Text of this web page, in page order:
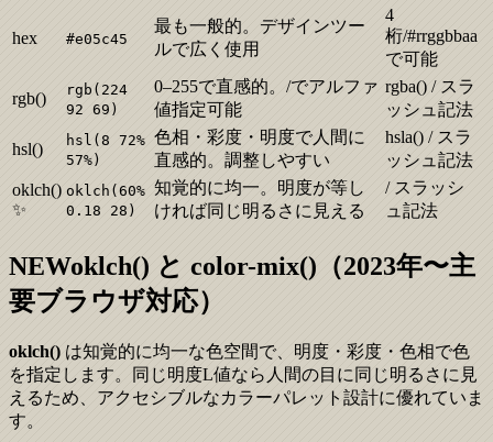
hex #e05c45
最も一般的。デザインツー
ルで広く使用
4
桁/#rrggbbaa
で可能
rgb()
rgb(224
92 69)
0–255で直感的。/でアルファ
値指定可能
rgba() / スラ
ッシュ記法
hsl()
hsl(8 72%
57%)
色相・彩度・明度で人間に
直感的。調整しやすい
hsla() / スラ
ッシュ記法
oklch()
✨
oklch(60%
0.18 28)
知覚的に均一。明度が等し
ければ同じ明るさに見える
/ スラッシ
ュ記法
NEWoklch() と color-mix()（2023年〜主
要ブラウザ対応）
oklch() は知覚的に均一な色空間で、明度・彩度・色相で色
を指定します。同じ明度L値なら人間の目に同じ明るさに見
えるため、アクセシブルなカラーパレット設計に優れていま
す。